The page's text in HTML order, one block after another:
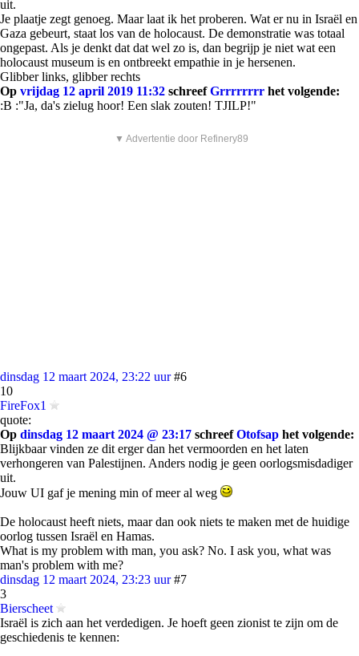
uit.
Je plaatje zegt genoeg. Maar laat ik het proberen. Wat er nu in Israël en
Gaza gebeurt, staat los van de holocaust. De demonstratie was totaal
ongepast. Als je denkt dat dat wel zo is, dan begrijp je niet wat een
holocaust museum is en ontbreekt empathie in je hersenen.
Glibber links, glibber rechts
Op vrijdag 12 april 2019 11:32 schreefGrrrrrrrr het volgende:
:B :"Ja, da's zielug hoor! Een slak zouten! TJILP!"
▼ Advertentie door Refinery89
dinsdag 12 maart 2024, 23:22 uur #6
10
FireFox1
quote:
Op dinsdag 12 maart 2024 @ 23:17 schreefOtofsap het volgende:
Blijkbaar vinden ze dit erger dan het vermoorden en het laten
verhongeren van Palestijnen. Anders nodig je geen oorlogsmisdadiger
uit.
Jouw UI gaf je mening min of meer al weg
De holocaust heeft niets, maar dan ook niets te maken met de huidige
oorlog tussen Israël en Hamas.
What is my problem with man, you ask? No. I ask you, what was
man's problem with me?
dinsdag 12 maart 2024, 23:23 uur #7
3
Bierscheet
Israël is zich aan het verdedigen. Je hoeft geen zionist te zijn om de
geschiedenis te kennen: